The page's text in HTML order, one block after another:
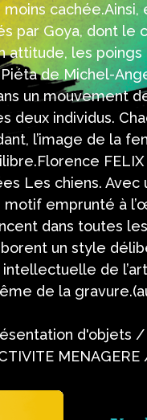
moins
par Goya, dont le
attitude, les
Piéta de Michel-
un mouvement
deux individus.
l’image de la
Les chiens.
motif emprunté à
dans toutes
un style
de
de la
d'objets /